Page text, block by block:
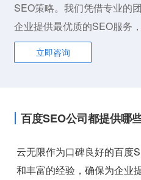
SEO策略。我们凭借专业的
企业提供最优质的SEO服务
立即咨询
百度SEO公司都提供哪
云无限作为口碑良好的百度
和丰富的经验，确保为企业